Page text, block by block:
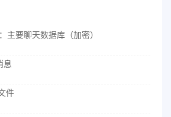
：主要聊天数据库（加密）
息
件